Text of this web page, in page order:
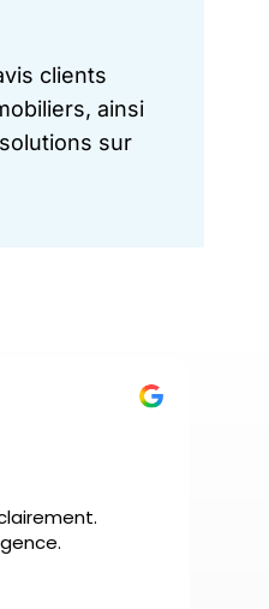
clients
ainsi
sur